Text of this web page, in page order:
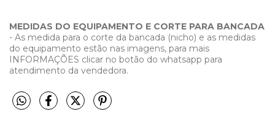
MEDIDAS DO EQUIPAMENTO E CORTE PARA BANCADA
- As medida para o corte da bancada (nicho) e as medidas
do equipamento estão nas imagens, para mais
INFORMAÇÕES clicar no botão do whatsapp para
atendimento da vendedora.